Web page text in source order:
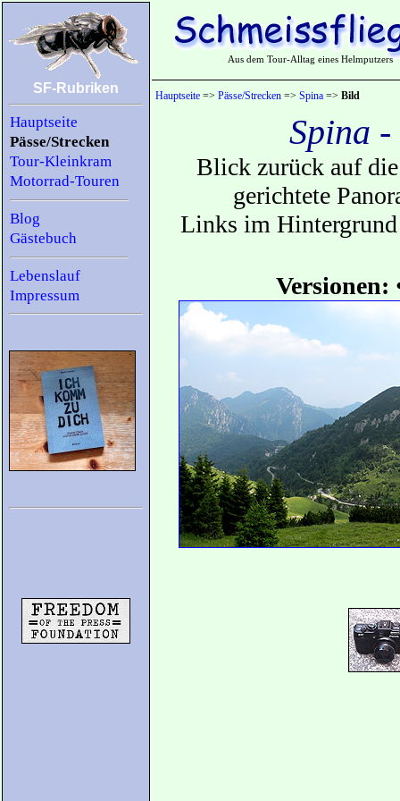
SF-Rubriken
Hauptseite
Pässe/Strecken
Tour-Kleinkram
Motorrad-Touren
Blog
Gästebuch
Lebenslauf
Impressum
Aus dem Tour-Alltag eines Helmputzers
Hauptseite => Pässe/Strecken => Spina => Bild
Spina
Blick zurück auf die
gerichtete
Links im Hintergrund
Versionen: